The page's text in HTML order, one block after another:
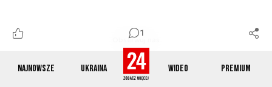
Najnowsze Ukraina Wideo Premium
1
Obserwuj nas